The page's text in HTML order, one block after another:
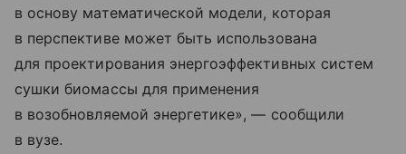
в основу математической модели, которая
в перспективе может быть использована
для проектирования энергоэффективных систем
сушки биомассы для применения
в возобновляемой энергетике», — сообщили
в вузе.